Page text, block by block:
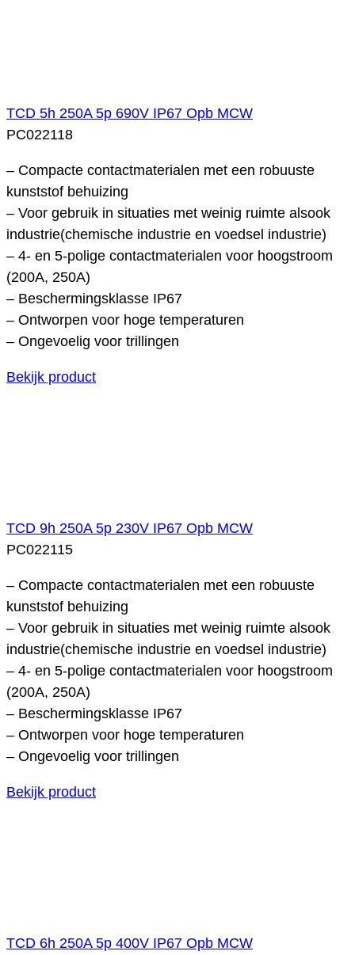
TCD 5h 250A 5p 690V IP67 Opb MCW
PC022118
– Compacte contactmaterialen met een robuuste
kunststof behuizing
– Voor gebruik in situaties met weinig ruimte alsook
industrie(chemische industrie en voedsel industrie)
– 4- en 5-polige contactmaterialen voor hoogstroom
(200A, 250A)
– Beschermingsklasse IP67
– Ontworpen voor hoge temperaturen
– Ongevoelig voor trillingen
Bekijk product
TCD 9h 250A 5p 230V IP67 Opb MCW
PC022115
– Compacte contactmaterialen met een robuuste
kunststof behuizing
– Voor gebruik in situaties met weinig ruimte alsook
industrie(chemische industrie en voedsel industrie)
– 4- en 5-polige contactmaterialen voor hoogstroom
(200A, 250A)
– Beschermingsklasse IP67
– Ontworpen voor hoge temperaturen
– Ongevoelig voor trillingen
Bekijk product
TCD 6h 250A 5p 400V IP67 Opb MCW